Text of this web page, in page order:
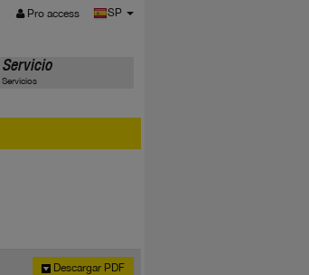
Pro access SP MENÚ
Servicio
Servicios
Descargar PDF